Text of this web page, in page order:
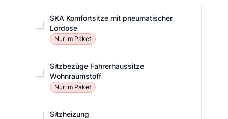
SKA Komfortsitze mit pneumatischer
Lordose
Nur im Paket
Sitzbezüge Fahrerhaussitze
Wohnraumstoff
Nur im Paket
Sitzheizung